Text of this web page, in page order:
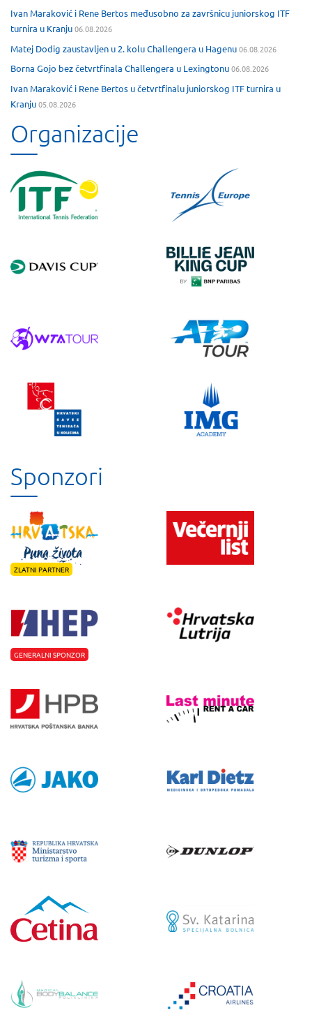
Ivan Maraković i Rene Bertos međusobno za završnicu juniorskog ITF
turnira u Kranju06.08.2026
Matej Dodig zaustavljen u 2. kolu Challengera u Hagenu06.08.2026
Borna Gojo bez četvrtfinala Challengera u Lexingtonu06.08.2026
Ivan Maraković i Rene Bertos u četvrtfinalu juniorskog ITF turnira u
Kranju05.08.2026
Organizacije
Sponzori
ZLATNI PARTNER
GENERALNI SPONZOR